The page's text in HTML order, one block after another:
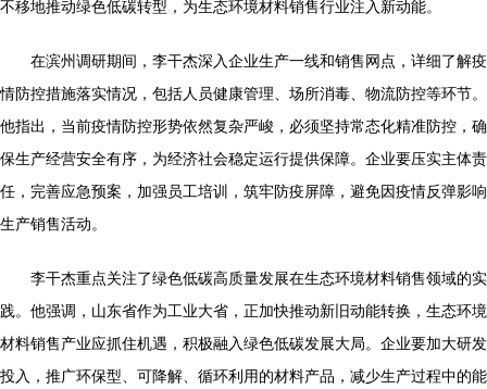
不移地推动绿色低碳转型，为生态环境材料销售行业注入新动能。
在滨州调研期间，李干杰深入企业生产一线和销售网点，详细了解疫
情防控措施落实情况，包括人员健康管理、场所消毒、物流防控等环节。
他指出，当前疫情防控形势依然复杂严峻，必须坚持常态化精准防控，确
保生产经营安全有序，为经济社会稳定运行提供保障。企业要压实主体责
任，完善应急预案，加强员工培训，筑牢防疫屏障，避免因疫情反弹影响
生产销售活动。
李干杰重点关注了绿色低碳高质量发展在生态环境材料销售领域的实
践。他强调，山东省作为工业大省，正加快推动新旧动能转换，生态环境
材料销售产业应抓住机遇，积极融入绿色低碳发展大局。企业要加大研发
投入，推广环保型、可降解、循环利用的材料产品，减少生产过程中的能